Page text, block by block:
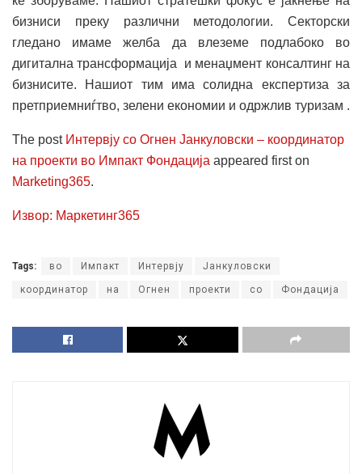
бизниси преку различни методологии. Секторски
гледано имаме желба да влеземе подлабоко во
дигитална трансформација и менаџмент консалтинг на
бизнисите. Нашиот тим има солидна експертиза за
претприемниѓтво, зелени економии и одржлив туризам .
The post Интервју со Огнен Јанкуловски – координатор
на проекти во Импакт Фондација appeared first on
Marketing365.
Извор: Маркетинг365
Tags: во Импакт Интервју Јанкуловски
координатор на Огнен проекти со Фондација